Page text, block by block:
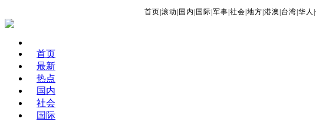
首页 滚动 国内 国际 军事 社会 地方 港澳 台湾 华人
首页
最新
热点
国内
社会
国际